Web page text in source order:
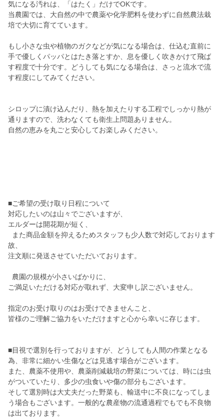
気になる汚れは、「はたく」だけでOKです。
当農園では、大自然の中で農薬や化学肥料を使わずに自然農法栽
培で大切に育てています。
もし小さな虫や植物のガクなどが気になる場合は、仕込む直前に
手で優しくパッパとはたき落とすか、息を優しく吹きかけて飛ば
す程度で十分です。どうしても気になる場合は、さっと流水で流
す程度にしてみてください。
シロップに漬け込んだり、熱を加えたりする工程でしっかり熱が
通りますので、洗わなくても衛生上問題ありません。
自然の恵みを丸ごと安心してお楽しみください。
■ご希望の受け取り日程について
対応したいのは山々でございますが、
エルダーは開花期が短く、
また商品金額を抑えるためスタッフも少人数で対応しております
故、
注文順に発送させていただいております。
農園の規模が小さいばかりに、
ご満足いただける対応が取れず、大変申し訳ございません。
指定のお受け取りのはお受けできませんこと、
皆様のご理解ご協力をいただけますと心から幸いに存じます。
■目視で選別を行っておりますが、どうしても人間の作業となる
為、非常に細かい生傷などは見逃す場合がございます。
また、農薬不使用や、農薬削減栽培の野菜については、時には虫
がついていたり、多少の虫食いや傷の部分もございます。
そして選別時は大丈夫だった野菜も、輸送中に不良になってしま
う場合もございます。一般的な農産物の流通過程でもでも不良物
は出ております。